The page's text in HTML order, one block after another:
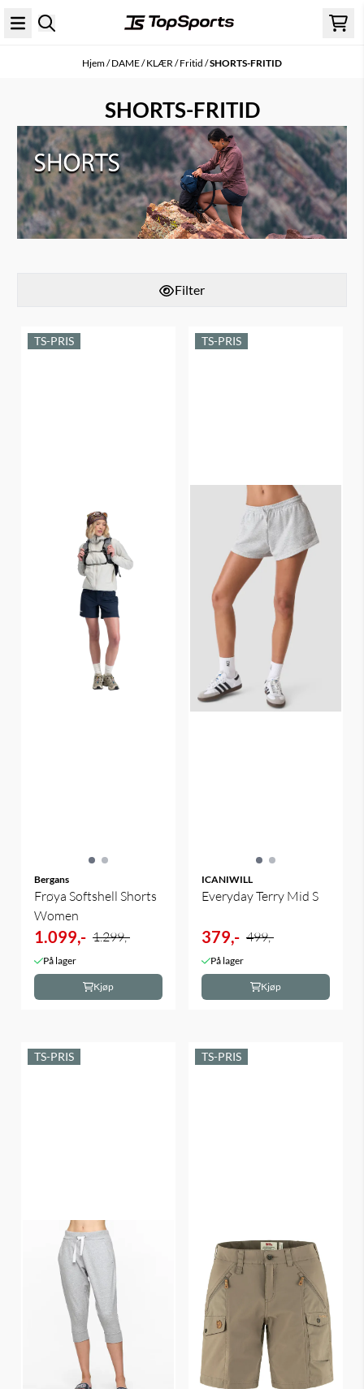
Hopp til innhold
Hjem/DAME/KLÆR /Fritid /SHORTS-FRITID
SHORTS-FRITID
Filter
Bergans
Frøya Softshell Shorts
Women
1.099,- 1.299,-
På lager
Kjøp
ICANIWILL
Everyday Terry Mid S
379,- 499,-
På lager
Kjøp